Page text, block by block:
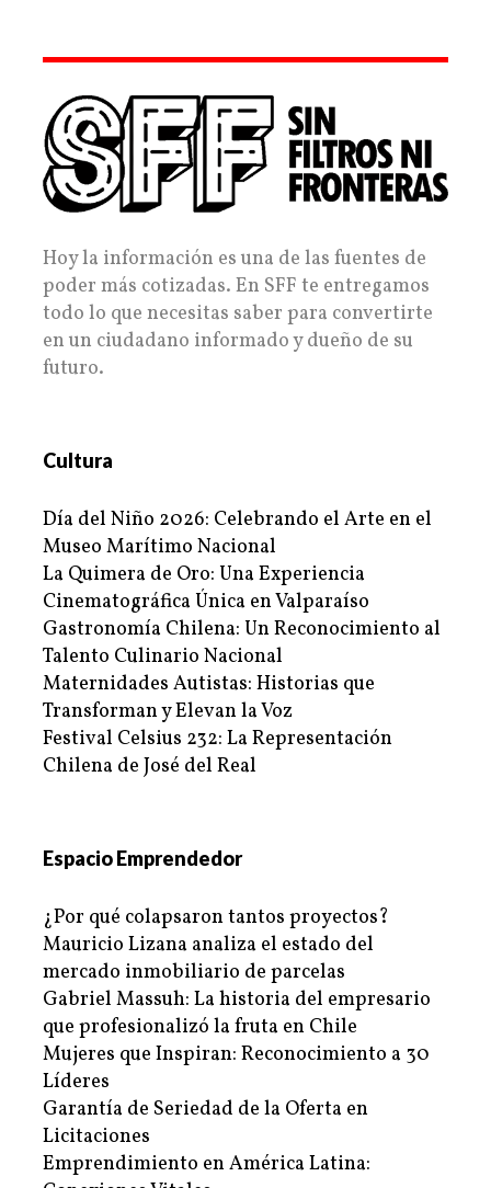
Hoy la información es una de las fuentes de
poder más cotizadas. En SFF te entregamos
todo lo que necesitas saber para convertirte
en un ciudadano informado y dueño de su
futuro.
Cultura
Día del Niño 2026: Celebrando el Arte en el
Museo Marítimo Nacional
La Quimera de Oro: Una Experiencia
Cinematográfica Única en Valparaíso
Gastronomía Chilena: Un Reconocimiento al
Talento Culinario Nacional
Maternidades Autistas: Historias que
Transforman y Elevan la Voz
Festival Celsius 232: La Representación
Chilena de José del Real
Espacio Emprendedor
¿Por qué colapsaron tantos proyectos?
Mauricio Lizana analiza el estado del
mercado inmobiliario de parcelas
Gabriel Massuh: La historia del empresario
que profesionalizó la fruta en Chile
Mujeres que Inspiran: Reconocimiento a 30
Líderes
Garantía de Seriedad de la Oferta en
Licitaciones
Emprendimiento en América Latina: